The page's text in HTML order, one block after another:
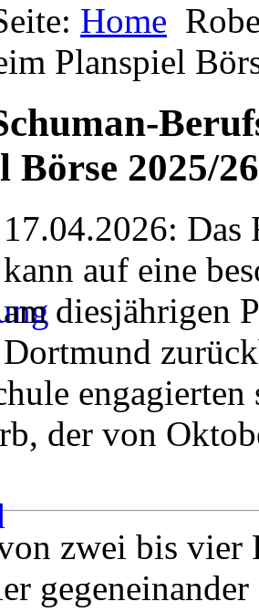
Home
Planspiel
Börse 2025/26
17.04.2026: Das
kann auf eine
am diesjährigen
Dortmund
der von
zwei bis vier